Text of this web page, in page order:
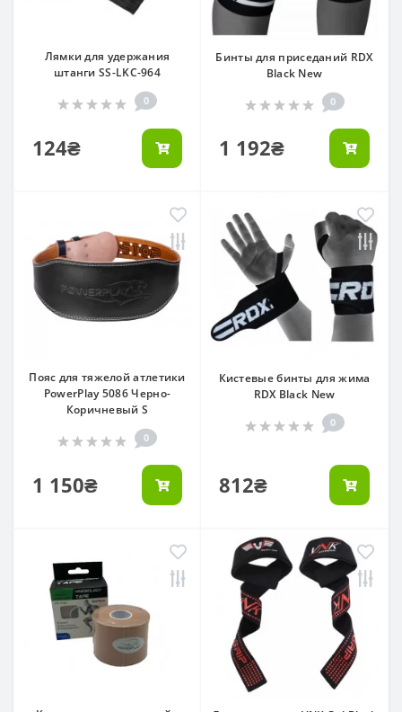
Лямки для удержания
штанги SS-LKC-964
0
124₴
Бинты для приседаний RDX
Black New
0
1 192₴
Пояс для тяжелой атлетики
PowerPlay 5086 Черно-
Коричневый S
0
1 150₴
Кистевые бинты для жима
RDX Black New
0
812₴